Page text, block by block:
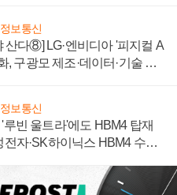
보통신
산다⑧] LG·엔비디아 '피지컬 A
, 구광모 제조·데이터·기술 결
보통신
루빈 울트라'에도 HBM4 탑재
전자·SK하이닉스 HBM4 수율